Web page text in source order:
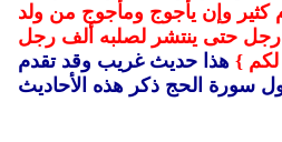
كثير وإن يأجوج ومأجوج من ولد
رجل حتى ينتشر لصلبه ألف رجل
لكم } هذا حديث غريب وقد تقدم